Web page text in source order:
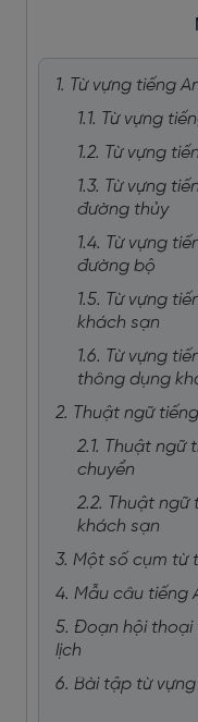
1. Từ vựng tiếng
1.1. Từ vựng
1.2. Từ vựng
1.3. Từ vựng
đường thủy
1.4. Từ vựng
đường bộ
1.5. Từ vựng
khách sạn
1.6. Từ vựng
thông dụng
2. Thuật ngữ
2.1. Thuật ngữ
chuyển
2.2. Thuật ngữ
khách sạn
3. Một số cụm từ
4. Mẫu câu tiếng
5. Đoạn hội thoại
lịch
6. Bài tập từ